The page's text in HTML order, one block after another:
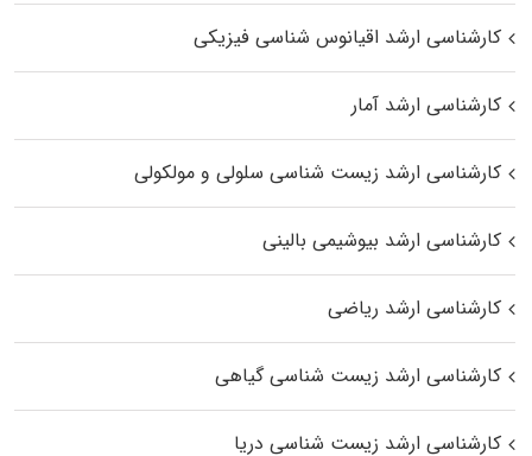
کارشناسی ارشد اقیانوس‌ شناسی فیزیکی
کارشناسی ارشد آمار
کارشناسی ارشد زیست شناسی سلولی و مولکولی
کارشناسی ارشد بیوشیمی بالینی
کارشناسی ارشد ریاضی
کارشناسی ارشد زیست‌ شناسی گیاهی
کارشناسی ارشد زیست‌ شناسی دریا